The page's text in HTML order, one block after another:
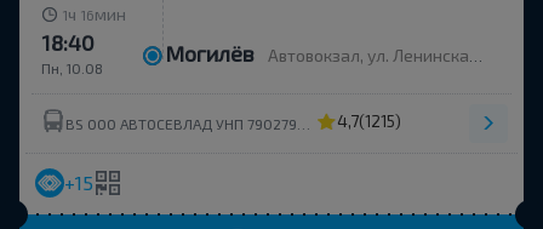
1ч 16 мин
Пн, 10.08
18:40 Могилёв Автовокзал, ул. Ленинская 93
4,7(1215)
+15